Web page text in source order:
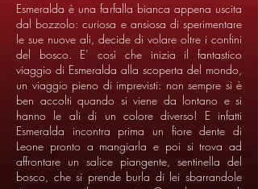
Esmeralda è una farfalla bianca appena uscita
dal bozzolo: curiosa e ansiosa di sperimentare
le sue nuove ali, decide di volare oltre i confini
del bosco. E’ così che inizia il fantastico
viaggio di Esmeralda alla scoperta del mondo,
un viaggio pieno di imprevisti: non sempre si è
ben accolti quando si viene da lontano e si
hanno le ali di un colore diverso! E infatti
Esmeralda incontra prima un fiore dente di
Leone pronto a mangiarla e poi si trova ad
affrontare un salice piangente, sentinella del
bosco, che si prende burla di lei sbarrandole